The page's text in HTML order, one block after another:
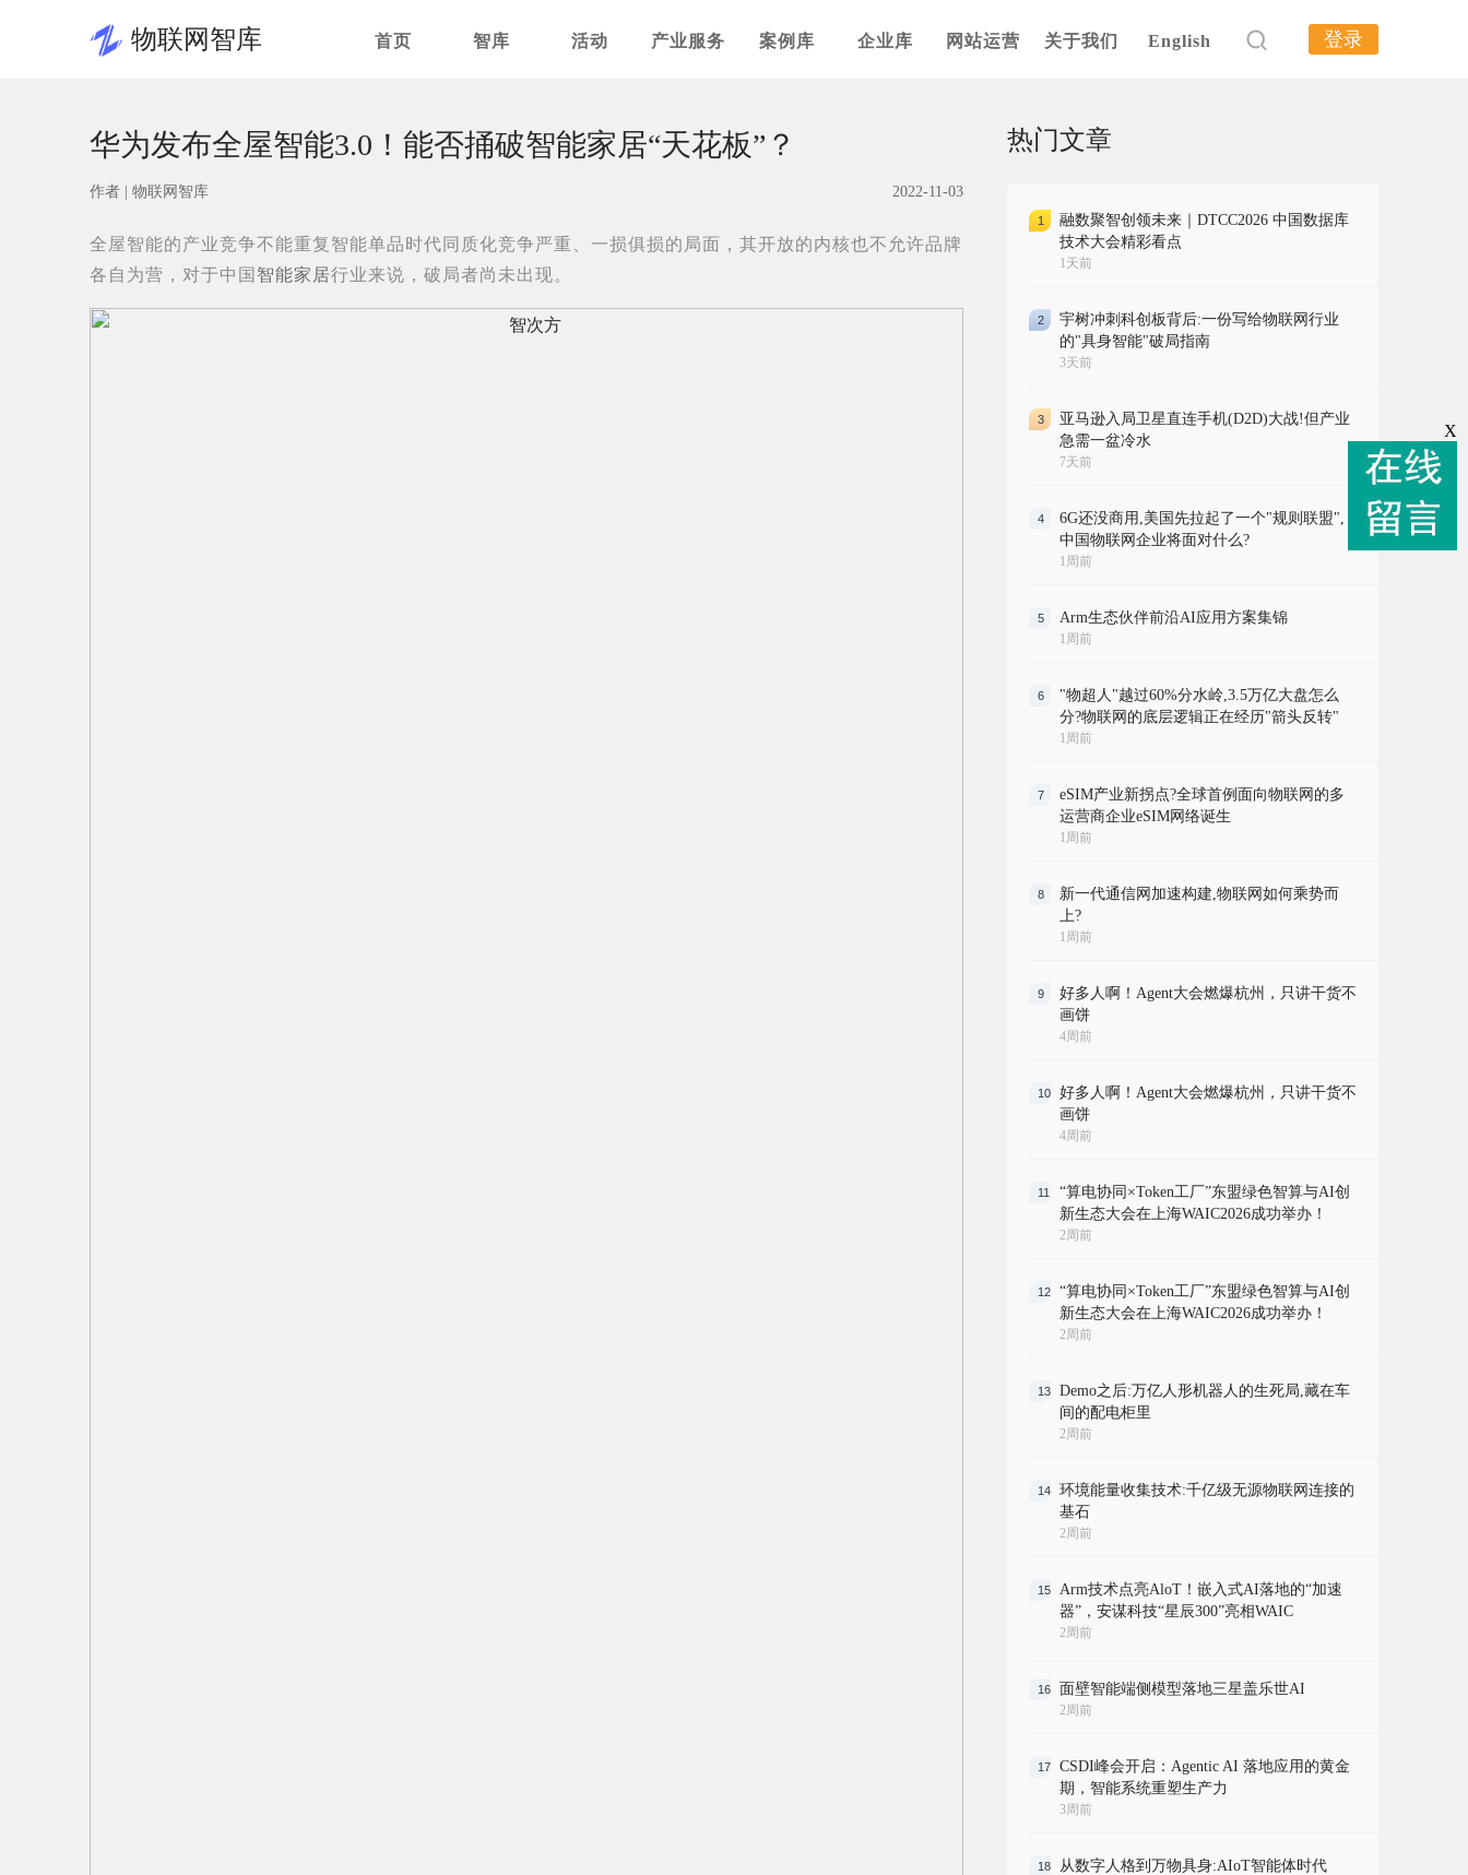
物联网智库 首页 智库 活动 产业服务 案例库 企业库 网站运营 关于我们 English 登录
华为发布全屋智能3.0！能否捅破智能家居“天花板”？
作者 | 物联网智库 2022-11-03
全屋智能的产业竞争不能重复智能单品时代同质化竞争严重、一损俱损的局面，其开放的内核也不允许品牌
各自为营，对于中国 智能家居行业来说，破局者尚未出现。
热门文章
1
融数聚智创领未来｜DTCC2026 中国数据库
技术大会精彩看点
1天前
2
宇树冲刺科创板背后:一份写给物联网行业
的"具身智能"破局指南
3天前
3
亚马逊入局卫星直连手机(D2D)大战!但产业
急需一盆冷水
7天前
4
6G还没商用,美国先拉起了一个"规则联盟",
中国物联网企业将面对什么?
1周前
5 Arm生态伙伴前沿AI应用方案集锦
1周前
6
"物超人"越过60%分水岭,3.5万亿大盘怎么
分?物联网的底层逻辑正在经历"箭头反转"
1周前
7
eSIM产业新拐点?全球首例面向物联网的多
运营商企业eSIM网络诞生
1周前
8
新一代通信网加速构建,物联网如何乘势而
上?
1周前
9
好多人啊！Agent大会燃爆杭州，只讲干货不
画饼
4周前
10
好多人啊！Agent大会燃爆杭州，只讲干货不
画饼
4周前
11
“算电协同×Token工厂”东盟绿色智算与AI创
新生态大会在上海WAIC2026成功举办！
2周前
12
“算电协同×Token工厂”东盟绿色智算与AI创
新生态大会在上海WAIC2026成功举办！
2周前
13
Demo之后:万亿人形机器人的生死局,藏在车
间的配电柜里
2周前
14
环境能量收集技术:千亿级无源物联网连接的
基石
2周前
15
Arm技术点亮AloT！嵌入式AI落地的“加速
器”，安谋科技“星辰300”亮相WAIC
2周前
16 面壁智能端侧模型落地三星盖乐世AI
2周前
17
CSDI峰会开启：Agentic AI 落地应用的黄金
期，智能系统重塑生产力
3周前
18
从数字人格到万物具身:AIoT智能体时代
X